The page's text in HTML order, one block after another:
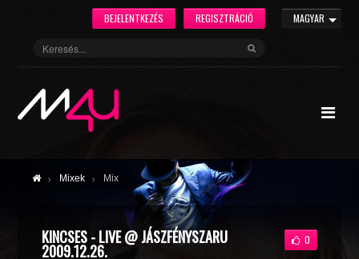
MAGYAR
REGISZTRÁCIÓ
BEJELENTKEZÉS
Mixek Mix
KINCSES - LIVE @ JÁSZFÉNYSZARU
2009.12.26.
0